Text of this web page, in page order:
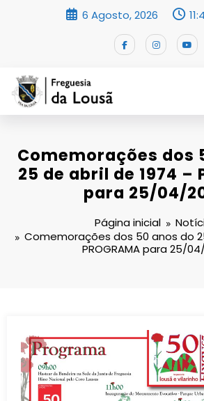
6 Agosto, 2026
Comemorações dos
25 de abril de 1974 –
para 25/04/
Página inicial
Comemorações dos 50 anos do
PROGRAMA para 25/